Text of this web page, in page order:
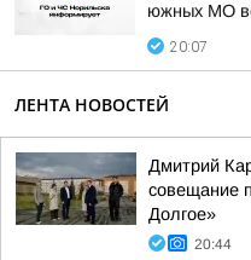
южных МО
20:07
ЛЕНТА НОВОСТЕЙ
Дмитрий
совещание
Долгое»
20:44